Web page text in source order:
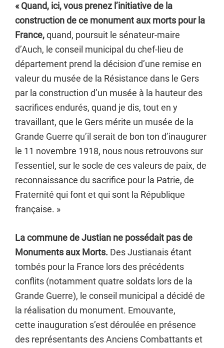
« Quand, ici, vous prenez l’initiative de la
construction de ce monument aux morts pour la
France,quand, poursuit le sénateur-maire
d’Auch, le conseil municipal du chef-lieu de
département prend la décision d’une remise en
valeur du musée de la Résistance dans le Gers
par la construction d’un musée à la hauteur des
sacrifices endurés, quand je dis, tout en y
travaillant, que le Gers mérite un musée de la
Grande Guerre qu’il serait de bon ton d’inaugurer
le 11 novembre 1918, nous nous retrouvons sur
l’essentiel, sur le socle de ces valeurs de paix, de
reconnaissance du sacrifice pour la Patrie, de
Fraternité qui font et qui sont la République
française. »
La commune de Justian ne possédait pas de
Monuments aux Morts. Des Justianais étant
tombés pour la France lors des précédents
conflits (notamment quatre soldats lors de la
Grande Guerre), le conseil municipal a décidé de
la réalisation du monument. Emouvante,
cette inauguration s’est déroulée en présence
des représentants des Anciens Combattants et